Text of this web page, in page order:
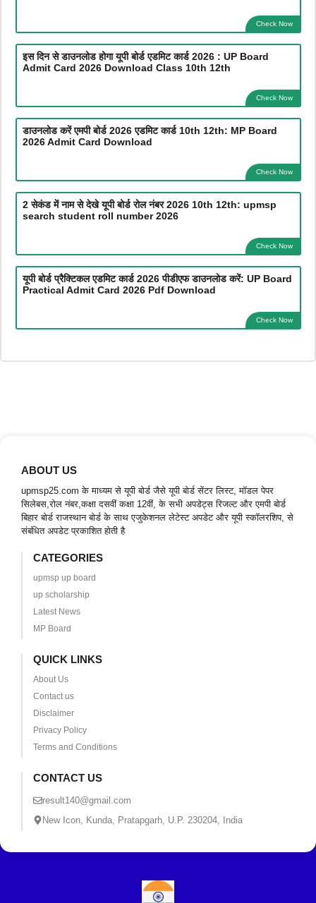
Check Now
इस दिन से डाउनलोड होगा यूपी बोर्ड एडमिट कार्ड 2026 : UP Board
Admit Card 2026 Download Class 10th 12th
Check Now
डाउनलोड करें एमपी बोर्ड 2026 एडमिट कार्ड 10th 12th: MP Board
2026 Admit Card Download
Check Now
2 सेकंड में नाम से देखे यूपी बोर्ड रोल नंबर 2026 10th 12th: upmsp
search student roll number 2026
Check Now
यूपी बोर्ड प्रैक्टिकल एडमिट कार्ड 2026 पीडीएफ डाउनलोड करें: UP Board
Practical Admit Card 2026 Pdf Download
Check Now
ABOUT US
upmsp25.com के माध्यम से यूपी बोर्ड जैसे यूपी बोर्ड सेंटर लिस्ट, मॉडल पेपर
सिलेबस,रोल नंबर,कक्षा दसवीं कक्षा 12वीं, के सभी अपडेट्स रिजल्ट और एमपी बोर्ड
बिहार बोर्ड राजस्थान बोर्ड के साथ एजुकेशनल लेटेस्ट अपडेट और यूपी स्कॉलरशिप, से
संबंधित अपडेट प्रकाशित होती है
CATEGORIES
upmsp up board
up scholarship
Latest News
MP Board
QUICK LINKS
About Us
Contact us
Disclaimer
Privacy Policy
Terms and Conditions
CONTACT US
result140@gmail.com
New Icon, Kunda, Pratapgarh, U.P. 230204, India